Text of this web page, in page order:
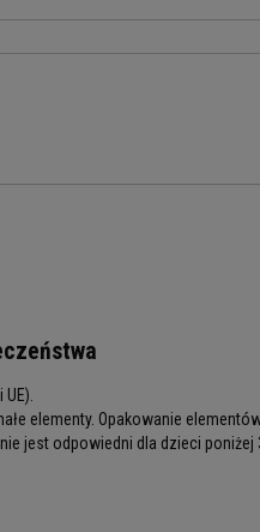
elementy. Opakowanie
jest odpowiedni dla dzieci poniżej